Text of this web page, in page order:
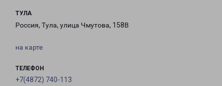
ТУЛА
Россия, Тула, улица Чмутова, 158В
на карте
ТЕЛЕФОН
+7(4872) 740-113